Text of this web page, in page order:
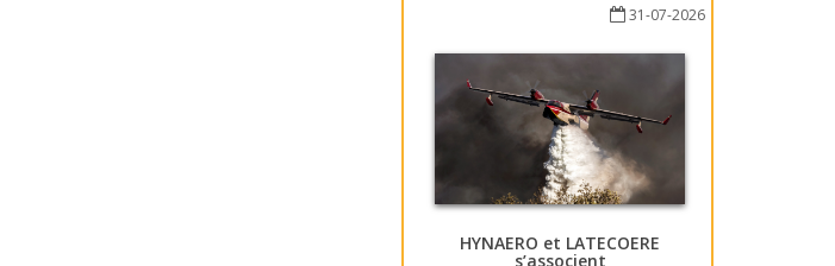
31-07-2026
HYNAERO et LATECOERE
s’associent